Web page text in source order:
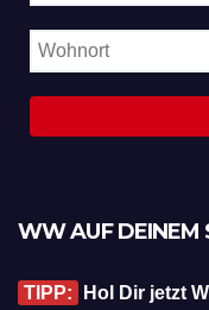
WW AUF DEINEM
TIPP:
Hol Dir jetzt